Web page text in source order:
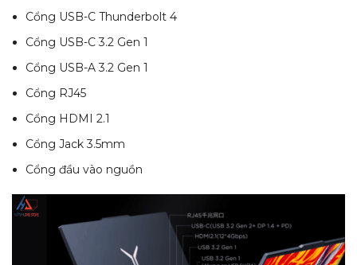
Cổng USB-C Thunderbolt 4
Cổng USB-C 3.2 Gen 1
Cổng USB-A 3.2 Gen 1
Cổng RJ45
Cổng HDMI 2.1
Cổng Jack 3.5mm
Cổng đầu vào nguồn